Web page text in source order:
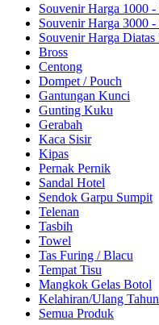
Souvenir Harga 1000 -
Souvenir Harga 3000 -
Souvenir Harga Diatas
Bross
Centong
Dompet / Pouch
Gantungan Kunci
Gunting Kuku
Gerabah
Kaca Sisir
Kipas
Pernak Pernik
Sandal Hotel
Sendok Garpu Sumpit
Telenan
Tasbih
Towel
Tas Furing / Blacu
Tempat Tisu
Mangkok Gelas Botol
Kelahiran/Ulang
Semua Produk